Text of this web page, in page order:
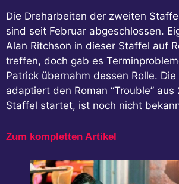
Die Dreharbeiten der zweiten
sind seit Februar abgeschlossen.
Alan Ritchson in dieser Staffel auf
treffen, doch gab es
Patrick übernahm dessen Rolle.
adaptiert den Roman “Trouble” aus
Staffel startet, ist noch nicht
Zum kompletten Artikel